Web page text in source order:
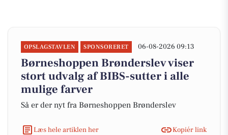
OPSLAGSTAVLEN SPONSORERET 06-08-2026 09:13
Børneshoppen Brønderslev viser
stort udvalg af BIBS-sutter i alle
mulige farver
Så er der nyt fra Børneshoppen Brønderslev
Læs hele artiklen her Kopiér link